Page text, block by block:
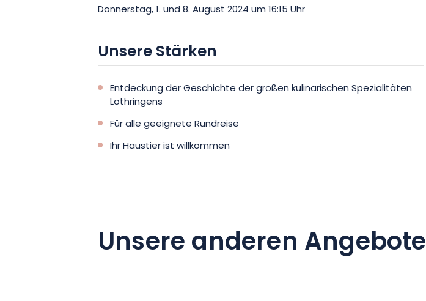
Donnerstag, 1. und 8. August 2024 um 16:15 Uhr
Unsere Stärken
Entdeckung der Geschichte der großen kulinarischen Spezialitäten
Lothringens
Für alle geeignete Rundreise
Ihr Haustier ist willkommen
Unsere anderen Angebote